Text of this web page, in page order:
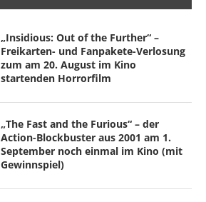
„Insidious: Out of the Further“ –
Freikarten- und Fanpakete-Verlosung
zum am 20. August im Kino
startenden Horrorfilm
„The Fast and the Furious“ – der
Action-Blockbuster aus 2001 am 1.
September noch einmal im Kino (mit
Gewinnspiel)